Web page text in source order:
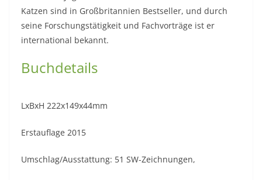
Katzen sind in Großbritannien Bestseller, und durch
seine Forschungstätigkeit und Fachvorträge ist er
international bekannt.
Buchdetails
LxBxH 222x149x44mm
Erstauflage 2015
Umschlag/Ausstattung: 51 SW-Zeichnungen,